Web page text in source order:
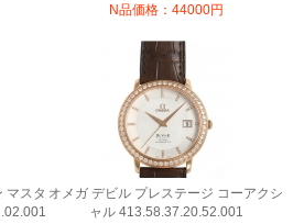
N品価格：44000円
マスタ オメガ デビル プレステージ コーアクシ
ャル 413.58.37.20.52.001